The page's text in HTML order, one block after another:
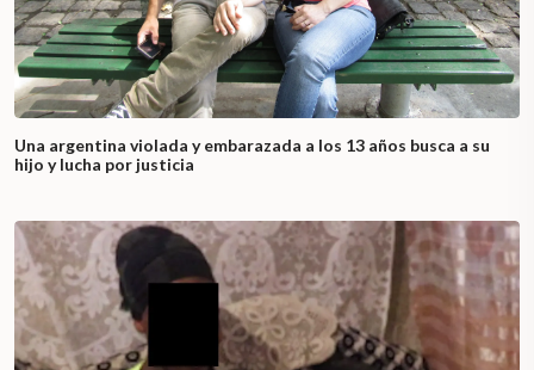
Una argentina violada y embarazada a los 13 años busca a su
hijo y lucha por justicia